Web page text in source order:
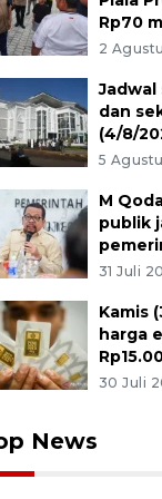
Rp70
2
Jadwal
dan
(4/8/
5
M
publik
31 Juli
Kamis
harga
30 Juli
News